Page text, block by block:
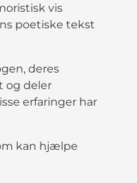
vis
poetiske tekst
deres
og deler
erfaringer har
kan hjælpe